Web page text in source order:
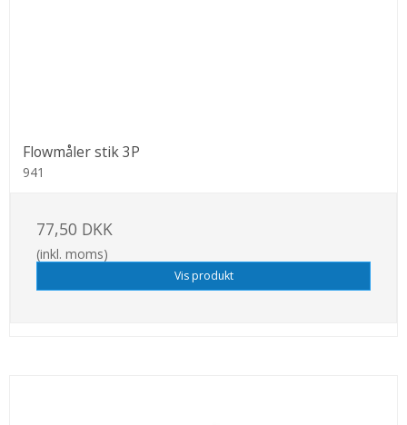
Flowmåler stik 3P
941
77,50 DKK
(inkl. moms)
Vis produkt